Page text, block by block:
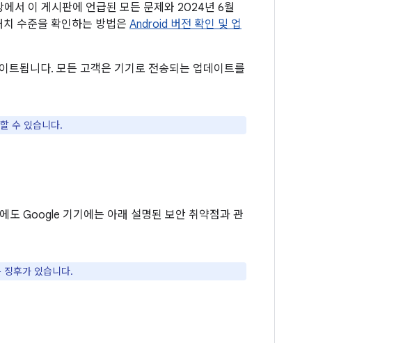
서 이 게시판에 언급된 모든 문제와 2024년 6월
수준을 확인하는 방법은 Android 버전 확인 및 업
됩니다. 모든 고객은 기기로 전송되는 업데이트를
수 있습니다.
도 Google 기기에는 아래 설명된 보안 취약점과 관
후가 있습니다.